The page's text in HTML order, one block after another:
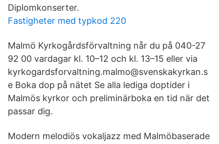
Diplomkonserter.
Fastigheter med typkod 220
Malmö Kyrkogårdsförvaltning når du på 040-27
92 00 vardagar kl. 10–12 och kl. 13–15 eller via
kyrkogardsforvaltning.malmo@svenskakyrkan.s
e Boka dop på nätet Se alla lediga doptider i
Malmös kyrkor och preliminärboka en tid när det
passar dig.
Modern melodiös vokaljazz med Malmöbaserade